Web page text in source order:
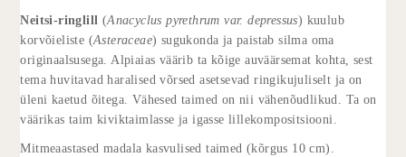
Neitsi-ringlill (Anacyclus pyrethrum var. depressus) kuulub
korvõieliste (Asteraceae) sugukonda ja paistab silma oma
originaalsusega. Alpiaias väärib ta kõige auväärsemat kohta, sest
tema huvitavad haralised võrsed asetsevad ringikujuliselt ja on
üleni kaetud õitega. Vähesed taimed on nii vähenõudlikud. Ta on
väärikas taim kiviktaimlasse ja igasse lillekompositsiooni.
Mitmeaastased madala kasvulised taimed (kõrgus 10 cm).